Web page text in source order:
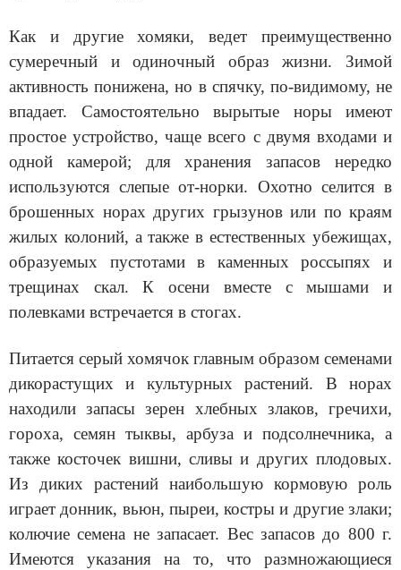
Как и другие хомяки, ведет преимущественно
сумеречный и одиночный образ жизни. Зимой
активность понижена, но в спячку, по-видимому, не
впадает. Самостоятельно вырытые норы имеют
простое устройство, чаще всего с двумя входами и
одной камерой; для хранения запасов нередко
используются слепые от-норки. Охотно селится в
брошенных норах других грызунов или по краям
жилых колоний, а также в естественных убежищах,
образуемых пустотами в каменных россыпях и
трещинах скал. К осени вместе с мышами и
полевками встречается в стогах.
Питается серый хомячок главным образом семенами
дикорастущих и культурных растений. В норах
находили запасы зерен хлебных злаков, гречихи,
гороха, семян тыквы, арбуза и подсолнечника, а
также косточек вишни, сливы и других плодовых.
Из диких растений наибольшую кормовую роль
играет донник, вьюн, пыреи, костры и другие злаки;
колючие семена не запасает. Вес запасов до 800 г.
Имеются указания на то, что размножающиеся